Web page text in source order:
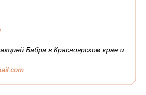
Бабра в Красноярском крае и